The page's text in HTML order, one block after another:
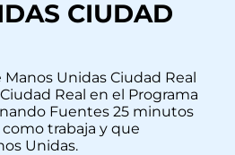
CIUDAD
Unidas Ciudad Real
Real en el Programa
Fuentes 25 minutos
trabaja y que
Unidas.